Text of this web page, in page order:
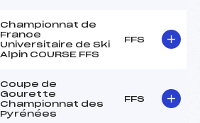
Championnat de
France
Universitaire de Ski
Alpin COURSE FFS
FFS
Coupe de
Gourette
Championnat des
Pyrénées
FFS